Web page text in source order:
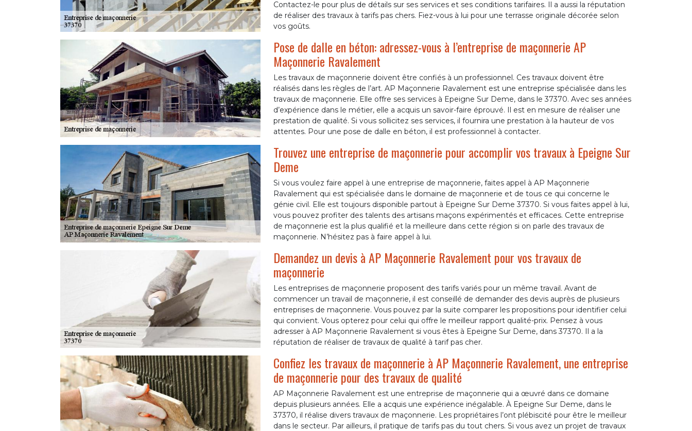
Contactez-le pour plus de détails sur ses services et ses conditions tarifaires. Il a aussi la réputation
de réaliser des travaux à tarifs pas chers. Fiez-vous à lui pour une terrasse originale décorée selon
vos goûts.
Pose de dalle en béton: adressez-vous à l’entreprise de maçonnerie AP
Maçonnerie Ravalement
Les travaux de maçonnerie doivent être confiés à un professionnel. Ces travaux doivent être
réalisés dans les règles de l’art. AP Maçonnerie Ravalement est une entreprise spécialisée dans les
travaux de maçonnerie. Elle offre ses services à Epeigne Sur Deme, dans le 37370. Avec ses années
d’expérience dans le métier, elle a acquis un savoir-faire éprouvé. Il est en mesure de réaliser une
prestation de qualité. Si vous sollicitez ses services, il fournira une prestation à la hauteur de vos
attentes. Pour une pose de dalle en béton, il est professionnel à contacter.
Trouvez une entreprise de maçonnerie pour accomplir vos travaux à Epeigne Sur
Deme
Si vous voulez faire appel à une entreprise de maçonnerie, faites appel à AP Maçonnerie
Ravalement qui est spécialisée dans le domaine de maçonnerie et de tous ce qui concerne le
génie civil. Elle est toujours disponible partout à Epeigne Sur Deme 37370. Si vous faites appel à lui,
vous pouvez profiter des talents des artisans maçons expérimentés et efficaces. Cette entreprise
de maçonnerie est la plus qualifié et la meilleure dans cette région si on parle des travaux de
maçonnerie. N’hésitez pas à faire appel à lui.
Demandez un devis à AP Maçonnerie Ravalement pour vos travaux de
maçonnerie
Les entreprises de maçonnerie proposent des tarifs variés pour un même travail. Avant de
commencer un travail de maçonnerie, il est conseillé de demander des devis auprès de plusieurs
entreprises de maçonnerie. Vous pouvez par la suite comparer les propositions pour identifier celui
qui convient. Vous opterez pour celui qui offre le meilleur rapport qualité-prix. Pensez à vous
adresser à AP Maçonnerie Ravalement si vous êtes à Epeigne Sur Deme, dans 37370. Il a la
réputation de réaliser de travaux de qualité à tarif pas cher.
Confiez les travaux de maçonnerie à AP Maçonnerie Ravalement, une entreprise
de maçonnerie pour des travaux de qualité
AP Maçonnerie Ravalement est une entreprise de maçonnerie qui a œuvré dans ce domaine
depuis plusieurs années. Elle a acquis une expérience inégalable. À Epeigne Sur Deme, dans le
37370, il réalise divers travaux de maçonnerie. Les propriétaires l’ont plébiscité pour être le meilleur
dans le secteur. Par ailleurs, il pratique de tarifs pas du tout chers. Si vous avez un projet de travaux